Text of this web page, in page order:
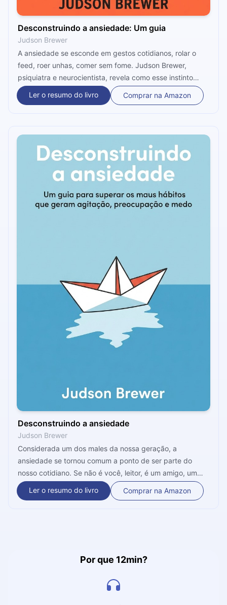
Desconstruindo a ansiedade: Um guia
Judson Brewer
A ansiedade se esconde em gestos cotidianos, rolar o
feed, roer unhas, comer sem fome. Judson Brewer,
psiquiatra e neurocientista, revela como esse instinto
antigo de sobrevivência vira hábito, por que força de
vontade falha e como a curiosidade genuína pode
Ler o resumo do livro Comprar na Amazon
Desconstruindo a ansiedade
Judson Brewer
Considerada um dos males da nossa geração, a
ansiedade se tornou comum a ponto de ser parte do
nosso cotidiano. Se não é você, leitor, é um amigo, um
parente, um conhecido: todos conhecemos alguém que
passa ou já passou por essa situação. Neste livro, o autor
Ler o resumo do livro Comprar na Amazon
Por que 12min?